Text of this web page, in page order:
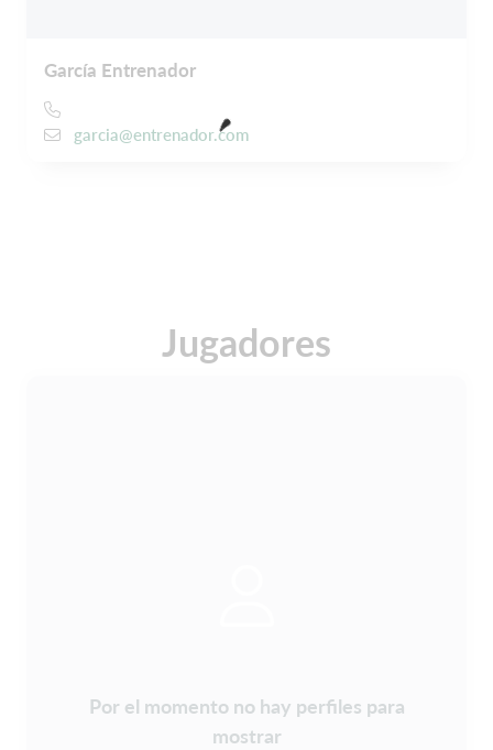
García Entrenador
garcia@entrenador.com
Jugadores
Por el momento no hay perfiles para
mostrar